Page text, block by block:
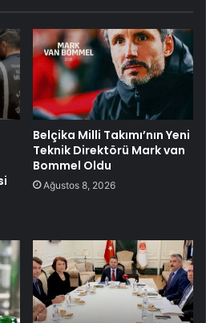
Belçika Milli Takımı’nın Yeni
Teknik Direktörü Mark van
Bommel Oldu
Ağustos 8, 2026